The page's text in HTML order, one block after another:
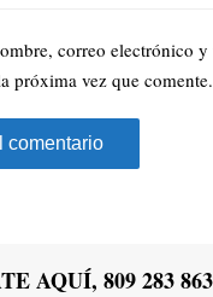
correo electrónico y
próxima vez que comente.
AQUÍ, 809 283